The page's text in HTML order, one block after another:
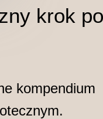
krok
kompendium